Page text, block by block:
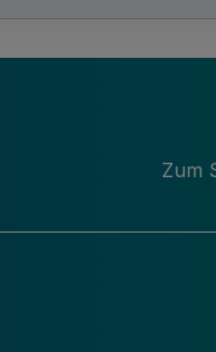
„Mittelstand
Zum